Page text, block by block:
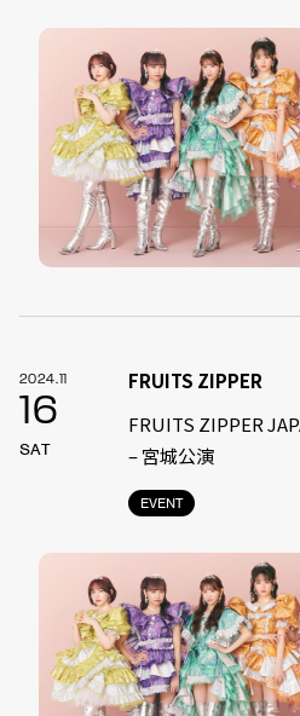
2024.11
16
SAT
EVENT
FRUITS ZIPPER
FRUITS ZIPPER
– 宮城公演